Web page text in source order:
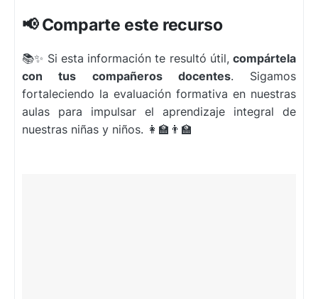
📢 Comparte este recurso
📚✨ Si esta información te resultó útil, compártela
con tus compañeros docentes. Sigamos
fortaleciendo la evaluación formativa en nuestras
aulas para impulsar el aprendizaje integral de
nuestras niñas y niños. 👩‍🏫👨‍🏫